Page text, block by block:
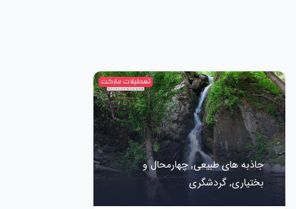
جاذبه های طبیعی,چهارمحال و
بختیاری,گردشگری